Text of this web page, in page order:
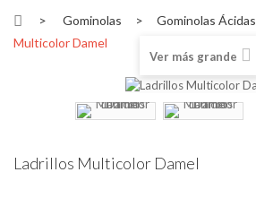
> Gominolas > Gominolas Ácidas
Multicolor Damel
Ver más grande
Ladrillos Multicolor Damel